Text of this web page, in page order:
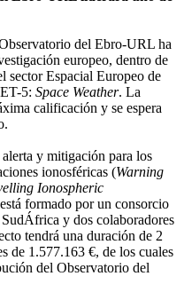
del Ebro-URL ha
europeo, dentro de
sector Espacial Europeo de
5: Space Weather. La
calificación y se espera
y mitigación para los
ionosféricas (Warning
Ionospheric
formado por un consorcio
y dos colaboradores
tendrá una duración de 2
de 1.577.163 €, de los cuales
del Observatorio del